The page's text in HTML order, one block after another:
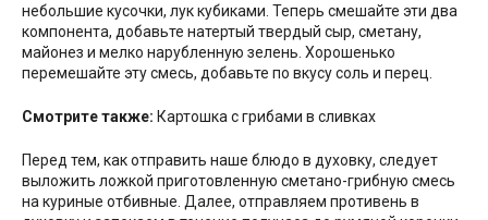
небольшие кусочки, лук кубиками. Теперь смешайте эти два
компонента, добавьте натертый твердый сыр, сметану,
майонез и мелко нарубленную зелень. Хорошенько
перемешайте эту смесь, добавьте по вкусу соль и перец.
Смотрите также: Картошка с грибами в сливках
Перед тем, как отправить наше блюдо в духовку, следует
выложить ложкой приготовленную сметано-грибную смесь
на куриные отбивные. Далее, отправляем противень в